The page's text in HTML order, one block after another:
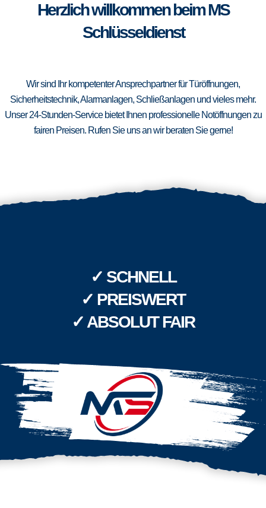
Herzlich willkommen beim MS
Schlüsseldienst
Wir sind Ihr kompetenter Ansprechpartner für Türöffnungen,
Sicherheitstechnik, Alarmanlagen, Schließanlagen und vieles mehr.
Unser 24-Stunden-Service bietet Ihnen professionelle Notöffnungen zu
fairen Preisen. Rufen Sie uns an wir beraten Sie gerne!
✓ SCHNELL
✓ PREISWERT
✓ ABSOLUT FAIR